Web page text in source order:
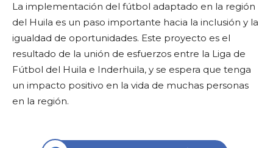
La implementación del fútbol adaptado en la región
del Huila es un paso importante hacia la inclusión y la
igualdad de oportunidades. Este proyecto es el
resultado de la unión de esfuerzos entre la Liga de
Fútbol del Huila e Inderhuila, y se espera que tenga
un impacto positivo en la vida de muchas personas
en la región.